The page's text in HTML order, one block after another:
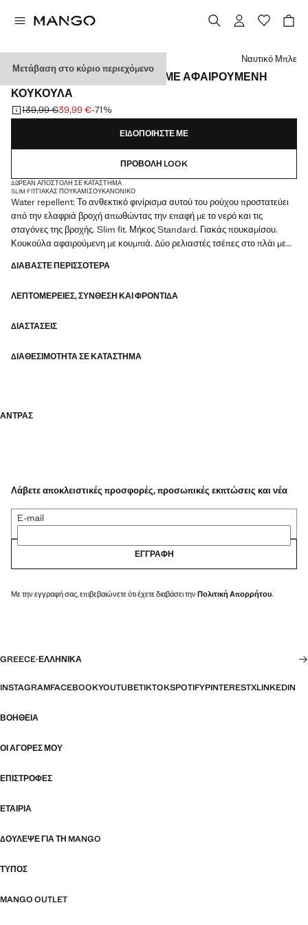
Μετάβαση στο κύριο περιεχόμενο
ΠΑΡΚΆ WATER-REPELLENT ΜΕ ΑΦΑΙΡΟΎΜΕΝΗ
ΚΟΥΚΟΎΛΑ
Αρχική τιμή με διαγραφή [139,99 € ]
139,99 €
Ισχύουσα τιμή [39,99 € ]
39,99 €-71%
Διάλεξε χρώμα
Ναυτικό Μπλε
ΕΙΔΟΠΟΙΉΣΤΕ ΜΕ
ΠΡΟΒΟΛΉ LOOK
ΔΩΡΕΆΝ ΑΠΟΣΤΟΛΉ ΣΕ ΚΑΤΆΣΤΗΜΑ
SLIM FITΓΙΑΚΆΣ ΠΟΥΚΆΜΙΣΟΥΚΑΝΟΝΙΚΌ
Water repellent: Το ανθεκτικό φινίρισμα αυτού του ρούχου προστατεύει
από την ελαφριά βροχή απωθώντας την επαφή με το νερό και τις
σταγόνες της βροχής. Slim fit. Μήκος Standard. Γιακάς πουκαμίσου.
Κουκούλα αφαιρούμενη με κουμπιά. Δύο ρελιαστές τσέπες στο πλάι με
επένδυση. Προϊόν σε έκπτωση
ΔΙΑΒΆΣΤΕ ΠΕΡΙΣΣΌΤΕΡΑ
ΛΕΠΤΟΜΈΡΕΙΕΣ, ΣΎΝΘΕΣΗ ΚΑΙ ΦΡΟΝΤΊΔΑ
ΔΙΑΣΤΆΣΕΙΣ
ΔΙΑΘΕΣΙΜΌΤΗΤΑ ΣΕ ΚΑΤΆΣΤΗΜΑ
ΑΝΤΡΑΣ
Λάβετε αποκλειστικές προσφορές, προσωπικές εκπτώσεις και νέα
E-mail
ΕΓΓΡΑΦΉ
Με την εγγραφή σας, επιβεβαιώνετε ότι έχετε διαβάσει την Πολιτική Απορρήτου.
GREECE·ΕΛΛΗΝΙΚΆ
INSTAGRAMFACEBOOKYOUTUBETIKTOKSPOTIFYPINTERESTXLINKEDIN
ΒΟΉΘΕΙΑ
ΟΙ ΑΓΟΡΈΣ ΜΟΥ
ΕΠΙΣΤΡΟΦΈΣ
ΕΤΑΙΡΊΑ
ΔΟΎΛΕΨΕ ΓΙΑ ΤΗ MANGO
ΤΎΠΟΣ
MANGO OUTLET